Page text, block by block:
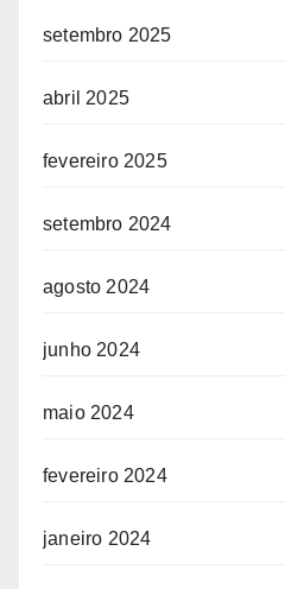
setembro 2025
abril 2025
fevereiro 2025
setembro 2024
agosto 2024
junho 2024
maio 2024
fevereiro 2024
janeiro 2024